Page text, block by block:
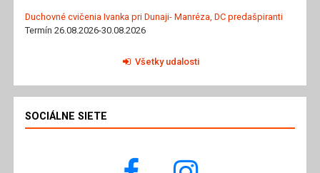
Duchovné cvičenia Ivanka pri Dunaji- Manréza, DC predašpiranti
Termín 26.08.2026-30.08.2026
Všetky udalosti
SOCIÁLNE SIETE